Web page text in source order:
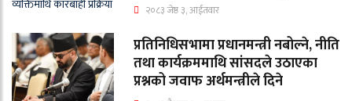
२०८३ जेष्ठ ३, आईतवार
प्रतिनिधिसभामा प्रधानमन्त्री नबोल्ने, नीति
तथा कार्यक्रममाथि सांसदले उठाएका
प्रश्नको जवाफ अर्थमन्त्रीले दिने